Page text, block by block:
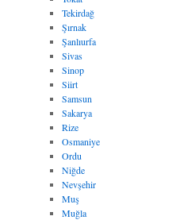
Tekirdağ
Şırnak
Şanlıurfa
Sivas
Sinop
Siirt
Samsun
Sakarya
Rize
Osmaniye
Ordu
Niğde
Nevşehir
Muş
Muğla